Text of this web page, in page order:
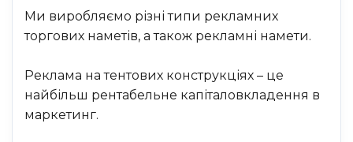
Ми виробляємо різні типи рекламних
торгових наметів, а також рекламні намети.
Реклама на тентових конструкціях – це
найбільш рентабельне капіталовкладення в
маркетинг.